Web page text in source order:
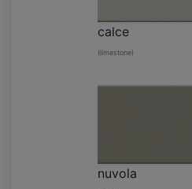
calce
(limestone)
nuvola